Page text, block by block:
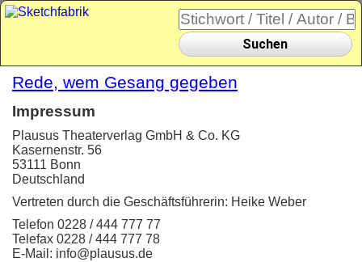
Suchen
Rede, wem Gesang gegeben
Impressum
Plausus Theaterverlag GmbH & Co. KG
Kasernenstr. 56
53111 Bonn
Deutschland
Vertreten durch die Geschäftsführerin: Heike Weber
Telefon 0228 / 444 777 77
Telefax 0228 / 444 777 78
E-Mail: info@plausus.de